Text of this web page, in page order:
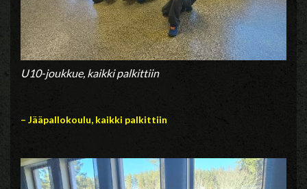
U10-joukkue, kaikki palkittiin
– Jääpallokoulu, kaikki palkittiin